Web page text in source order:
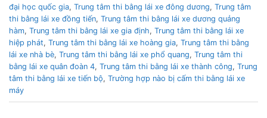
đại học quốc gia, Trung tâm thi bằng lái xe đông dương, Trung tâm
thi bằng lái xe đồng tiến, Trung tâm thi bằng lái xe dương quảng
hàm, Trung tâm thi bằng lái xe gia định, Trung tâm thi bằng lái xe
hiệp phát, Trung tâm thi bằng lái xe hoàng gia, Trung tâm thi bằng
lái xe nhà bè, Trung tâm thi bằng lái xe phổ quang, Trung tâm thi
bằng lái xe quân đoàn 4, Trung tâm thi bằng lái xe thành công, Trung
tâm thi bằng lái xe tiến bộ, Trường hợp nào bị cấm thi bằng lái xe
máy